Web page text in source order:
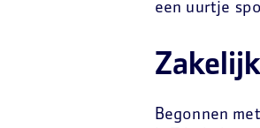
een uurtje
Zakelijk
Begonnen